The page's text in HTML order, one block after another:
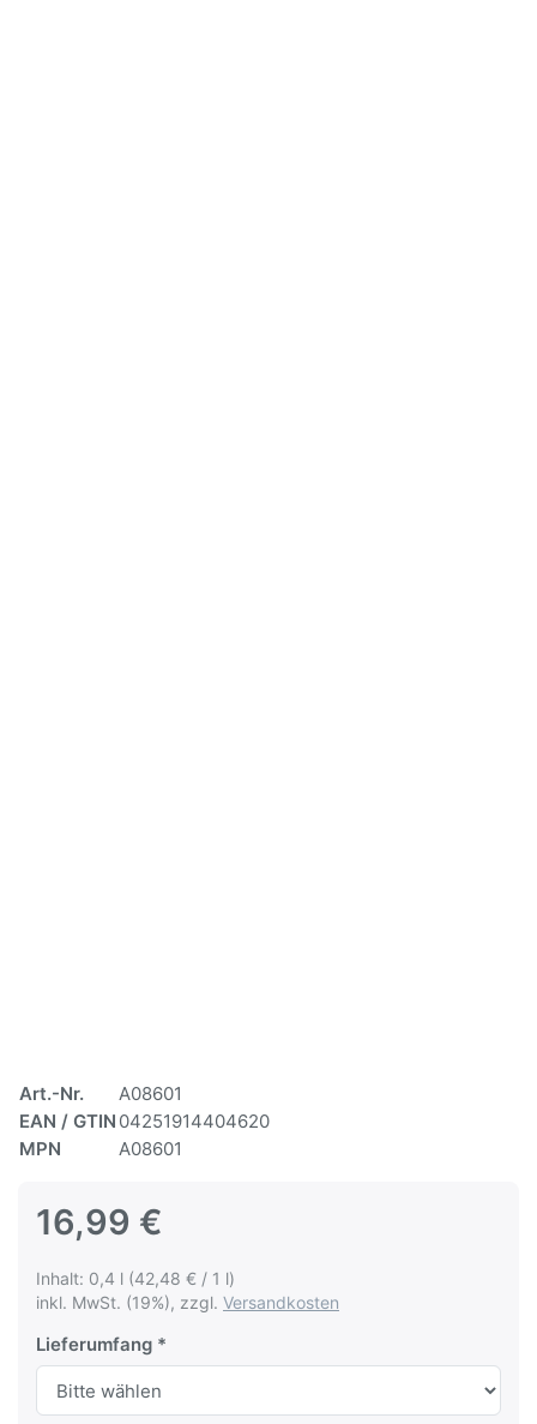
Art.-Nr.
A08601
EAN / GTIN 04251914404620
MPN
A08601
16,99 €
Inhalt: 0,4 l (42,48 € / 1 l)
inkl. MwSt. (19%), zzgl. Versandkosten
Lieferumfang